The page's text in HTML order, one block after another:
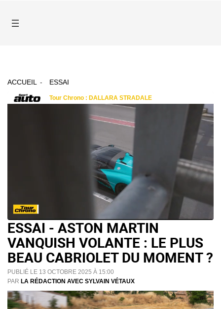
ACCUEIL ESSAI
ESSAI - ASTON MARTIN
VANQUISH VOLANTE : LE PLUS
BEAU CABRIOLET DU MOMENT ?
PUBLIÉ LE 13 OCTOBRE 2025 À 15:00
PAR LA RÉDACTION AVEC SYLVAIN VÉTAUX